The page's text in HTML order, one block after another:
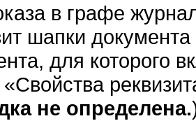
в графе
шапки
для которого
не определена.